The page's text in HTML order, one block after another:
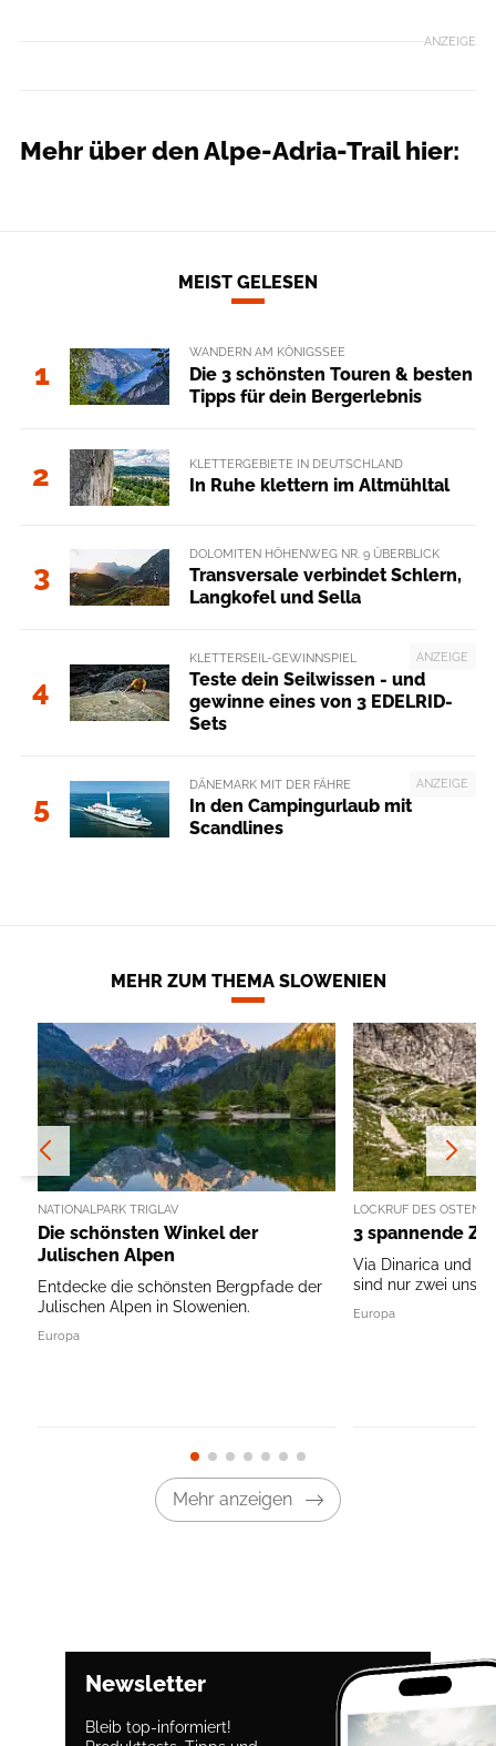
ANZEIGE
Mehr über den Alpe-Adria-Trail hier:
MEIST GELESEN
1
WANDERN AM KÖNIGSSEE
Die 3 schönsten Touren & besten
Tipps für dein Bergerlebnis
2 KLETTERGEBIETE IN DEUTSCHLAND
In Ruhe klettern im Altmühltal
3
DOLOMITEN HÖHENWEG NR. 9 ÜBERBLICK
Transversale verbindet Schlern,
Langkofel und Sella
4
ANZEIGE
KLETTERSEIL-GEWINNSPIEL
Teste dein Seilwissen - und
gewinne eines von 3 EDELRID-
Sets
5
ANZEIGE
DÄNEMARK MIT DER FÄHRE
In den Campingurlaub mit
Scandlines
MEHR ZUM THEMA SLOWENIEN
NATIONALPARK TRIGLAV
Die schönsten Winkel der
Julischen Alpen
Entdecke die schönsten Bergpfade der
Julischen Alpen in Slowenien.
Europa
LOCKRUF DES OSTENS
3 spannende
Via Dinarica und
sind nur zwei
Europa
Mehr anzeigen
Newsletter
Bleib top-informiert!